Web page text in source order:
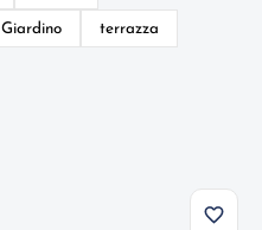
Giardino terrazza